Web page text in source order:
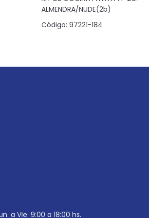
ALMENDRA/NUDE(2b)
Código: 97221-184
a Vie. 9:00 a 18:00 hs.